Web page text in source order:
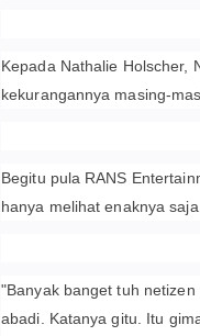
Kepada Nathalie Holscher,
kekurangannya masing-
Begitu pula RANS
hanya melihat enaknya
"Banyak banget tuh
abadi. Katanya gitu. Itu